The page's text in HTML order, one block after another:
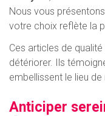
Nous vous
votre choix reflète la
Ces articles de
détériorer. Ils
embellissent le lieu
Anticiper